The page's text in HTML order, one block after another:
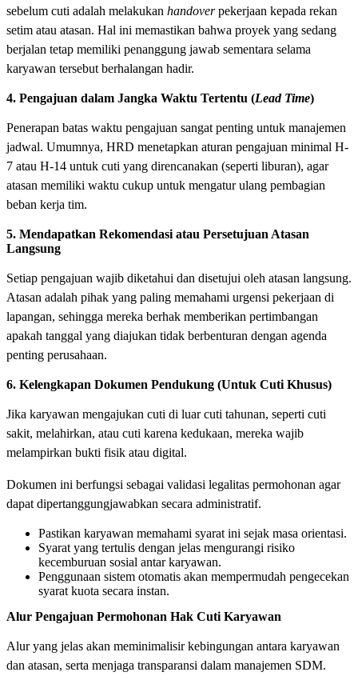
sebelum cuti adalah melakukan handoverpekerjaan kepada rekan
setim atau atasan. Hal ini memastikan bahwa proyek yang sedang
berjalan tetap memiliki penanggung jawab sementara selama
karyawan tersebut berhalangan hadir.
4. Pengajuan dalam Jangka Waktu Tertentu (Lead Time)
Penerapan batas waktu pengajuan sangat penting untuk manajemen
jadwal. Umumnya, HRD menetapkan aturan pengajuan minimal H-
7 atau H-14 untuk cuti yang direncanakan (seperti liburan), agar
atasan memiliki waktu cukup untuk mengatur ulang pembagian
beban kerja tim.
5. Mendapatkan Rekomendasi atau Persetujuan Atasan
Langsung
Setiap pengajuan wajib diketahui dan disetujui oleh atasan langsung.
Atasan adalah pihak yang paling memahami urgensi pekerjaan di
lapangan, sehingga mereka berhak memberikan pertimbangan
apakah tanggal yang diajukan tidak berbenturan dengan agenda
penting perusahaan.
6. Kelengkapan Dokumen Pendukung (Untuk Cuti Khusus)
Jika karyawan mengajukan cuti di luar cuti tahunan, seperti cuti
sakit, melahirkan, atau cuti karena kedukaan, mereka wajib
melampirkan bukti fisik atau digital.
Dokumen ini berfungsi sebagai validasi legalitas permohonan agar
dapat dipertanggungjawabkan secara administratif.
Pastikan karyawan memahami syarat ini sejak masa orientasi.
Syarat yang tertulis dengan jelas mengurangi risiko
kecemburuan sosial antar karyawan.
Penggunaan sistem otomatis akan mempermudah pengecekan
syarat kuota secara instan.
Alur Pengajuan Permohonan Hak Cuti Karyawan
Alur yang jelas akan meminimalisir kebingungan antara karyawan
dan atasan, serta menjaga transparansi dalam manajemen SDM.